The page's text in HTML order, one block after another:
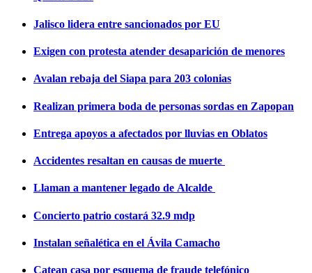
Jalisco lidera entre sancionados por EU
Exigen con protesta atender desaparición de menores
Avalan rebaja del Siapa para 203 colonias
Realizan primera boda de personas sordas en Zapopan
Entrega apoyos a afectados por lluvias en Oblatos
Accidentes resaltan en causas de muerte
Llaman a mantener legado de Alcalde
Concierto patrio costará 32.9 mdp
Instalan señalética en el Ávila Camacho
Catean casa por esquema de fraude telefónico